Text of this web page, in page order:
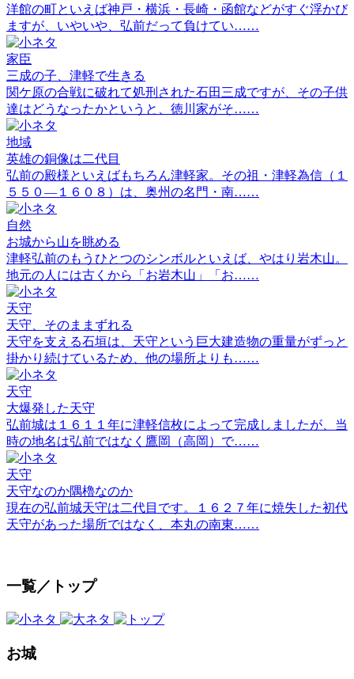
洋館の町といえば神戸・横浜・長崎・函館などがすぐ浮かび
ますが、いやいや、弘前だって負けてい……
家臣
三成の子、津軽で生きる
関ケ原の合戦に破れて処刑された石田三成ですが、その子供
達はどうなったかというと、徳川家がそ……
地域
英雄の銅像は二代目
弘前の殿様といえばもちろん津軽家。その祖・津軽為信（１
５５０―１６０８）は、奥州の名門・南……
自然
お城から山を眺める
津軽弘前のもうひとつのシンボルといえば、やはり岩木山。
地元の人には古くから「お岩木山」「お……
天守
天守、そのままずれる
天守を支える石垣は、天守という巨大建造物の重量がずっと
掛かり続けているため、他の場所よりも……
天守
大爆発した天守
弘前城は１６１１年に津軽信枚によって完成しましたが、当
時の地名は弘前ではなく鷹岡（高岡）で……
天守
天守なのか隅櫓なのか
現在の弘前城天守は二代目です。１６２７年に焼失した初代
天守があった場所ではなく、本丸の南東……
一覧／トップ
お城